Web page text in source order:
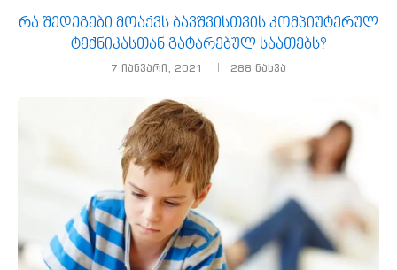
რა შედეგები მოაქვს ბავშვისთვის კომპიუტერულ
ტექნიკასთან გატარებულ საათებს?
7 იანვარი, 2021 288 ნახვა